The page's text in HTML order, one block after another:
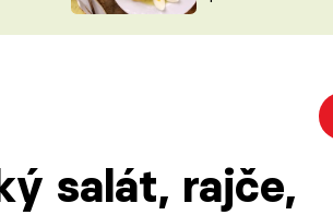
VYCHYTÁVKY
salát, rajče,